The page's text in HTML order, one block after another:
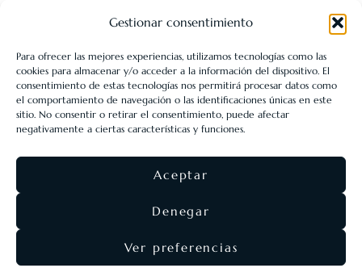
Gestionar consentimiento
Para ofrecer las mejores experiencias, utilizamos tecnologías como las
cookies para almacenar y/o acceder a la información del dispositivo. El
consentimiento de estas tecnologías nos permitirá procesar datos como
el comportamiento de navegación o las identificaciones únicas en este
sitio. No consentir o retirar el consentimiento, puede afectar
negativamente a ciertas características y funciones.
Aceptar
Denegar
Ver preferencias
LIBRERÍA UNIVERSITARIA LEÓN 1980 SLL ha sido beneficiaria
de Fondos Europeos, cuyo objetivo es la mejora de la
competitividad de las PYMES, y gracias al cual ha puesto en
marcha un Plan de Acción con el objetivo de reforzar la
digitalización y la competitividad de las pymes durante el año
2025. Para ello ha contado con el apoyo del Programa Pyme
Digital de la Cámara de Comercio de León.